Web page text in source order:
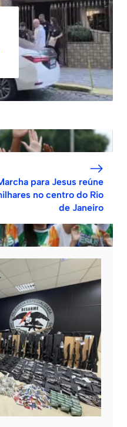
para Jesus reúne
no centro do Rio
de Janeiro